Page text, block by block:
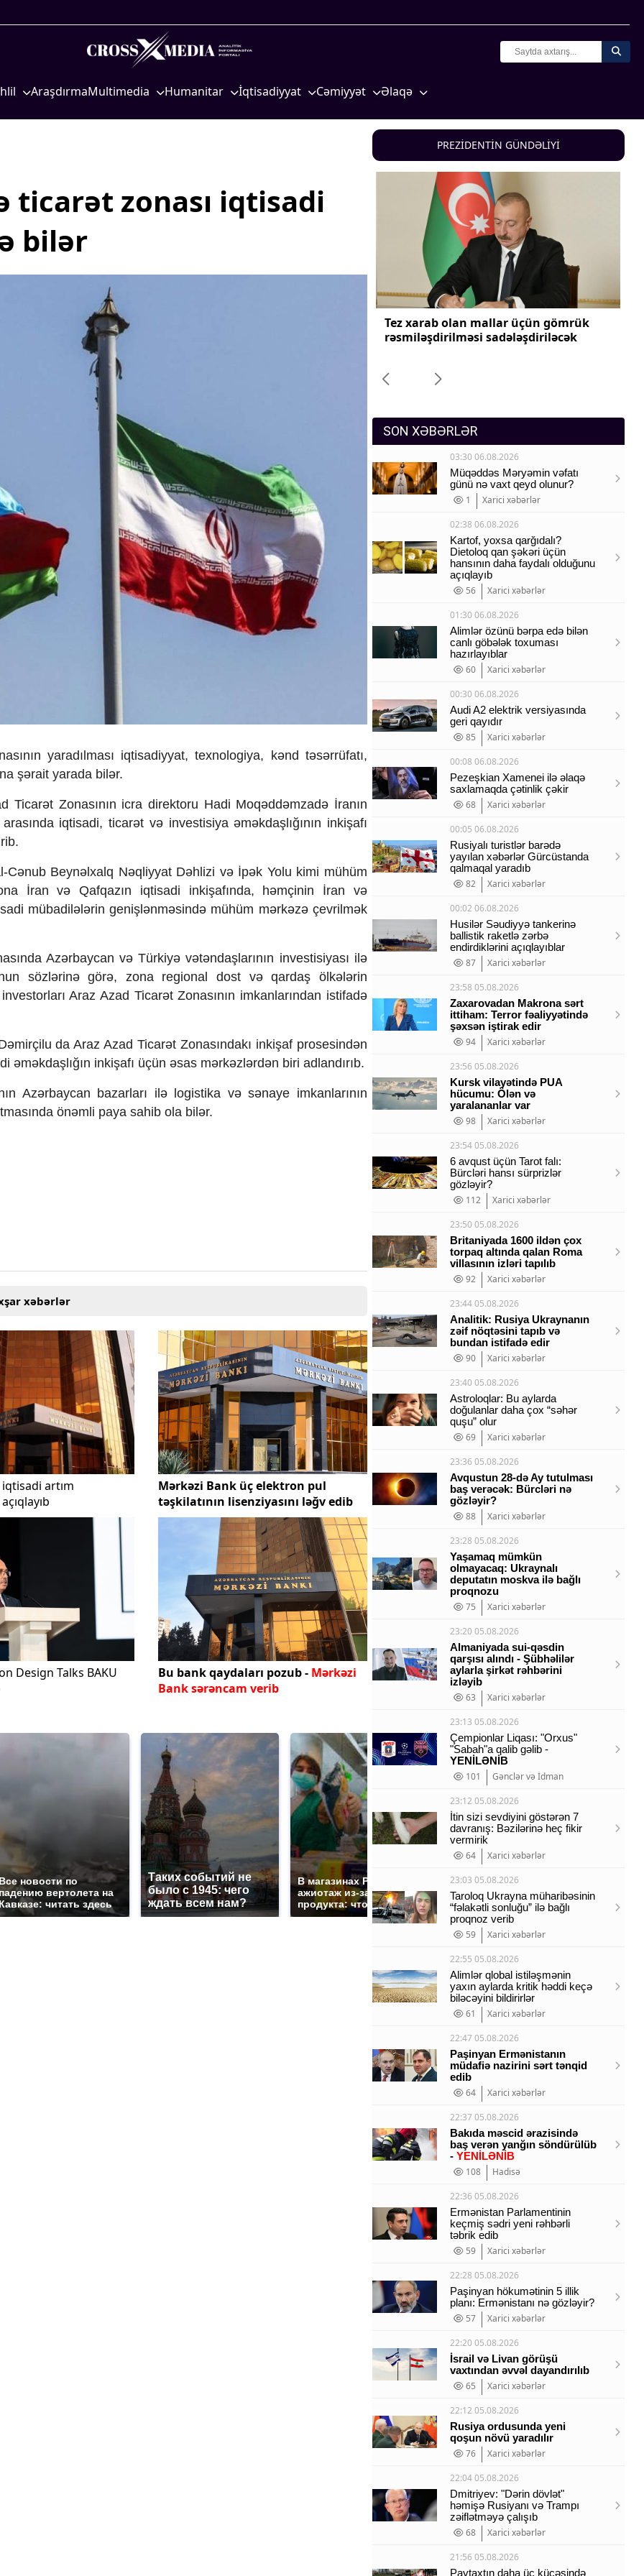
AraşdırmaMultimedia Humanitar
Mədəniyyətimizin Zəfəri
İqtisadiyyat
Kənd təsərrüfatı
nəqliyyat
Cəmiyyət
Məhkəmə və hüquq
Zəfər - 5
Əlaqə
ticarət zonası iqtisadi
bilər
yaradılması iqtisadiyyat, texnologiya, kənd təsərrüfatı,
şərait yarada bilər.
Ticarət Zonasının icra direktoru Hadi Moqəddəmzadə İranın
ında iqtisadi, ticarət və investisiya əməkdaşlığının inkişafı
Cənub Beynəlxalq Nəqliyyat Dəhlizi və İpək Yolu kimi mühüm
İran və Qafqazın iqtisadi inkişafında, həmçinin İran və
mübadil ələrin genişlənməsində mühüm mərkəzə çevrilmək
Azərbaycan və Türkiyə vətəndaşlarının investisiyası ilə
sözl ərinə görə, zona regional dost və qardaş ölkələrin
Araz Azad Ticarət Zonasının imkanlarından istifadə
çilu da Araz Azad Ticarət Zonasındakı inkişaf prosesindən
əməkdaşlığın inkişafı üçün əsas mərkəzlərdən biri adlandırıb.
Azərbaycan bazarları ilə logistika və sənaye imkanlarının
önəmli paya sahib ola bilər.
xəbərlər
artım
Mərkəzi Bank üç elektron pul
təşkilatının lisenziyasını ləğv edib
Design Talks BAKU
Bu bank qaydaları pozub - Mərkəzi
Bank sərəncam verib
новости по
вертолета на
читать здесь
Таких событий не
было с 1945: чего
ждать всем нам?
В магазинах России
ажиотаж из-за этого
продукта: что купить?
СМИ: В Химках на
полицейскую
машину напали и
подожгли.
PREZİDENTİN GÜNDƏLİYİ
qaydası dəyişib
Tez xarab olan mallar üçün gömrük
rəsmiləşdirilməsi sadələşdiriləcək
SON XƏBƏRLƏR
03:30 06.08.2026
Müqəddəs Məryəmin vəfatı
günü nə vaxt qeyd olunur?
1
Xarici xəbərlər
02:38 06.08.2026
Kartof, yoxsa qarğıdalı?
Dietoloq qan şəkəri üçün
hansının daha faydalı olduğunu
açıqlayıb
56
Xarici xəbərlər
01:30 06.08.2026
Alimlər özünü bərpa edə bilən
canlı göbələk toxuması
hazırlayıblar
60
Xarici xəbərlər
00:30 06.08.2026
Audi A2 elektrik versiyasında
geri qayıdır
85
Xarici xəbərlər
00:08 06.08.2026
Pezeşkian Xamenei ilə əlaqə
saxlamaqda çətinlik çəkir
68
Xarici xəbərlər
00:05 06.08.2026
Rusiyalı turistlər barədə
yayılan xəbərlər Gürcüstanda
qalmaqal yaradıb
82
Xarici xəbərlər
00:02 06.08.2026
Husilər Səudiyyə tankerinə
ballistik raketlə zərbə
endirdiklərini açıqlayıblar
87
Xarici xəbərlər
23:58 05.08.2026
Zaxarovadan Makrona sərt
ittiham: Terror fəaliyyətində
şəxsən iştirak edir
94
Xarici xəbərlər
23:56 05.08.2026
Kursk vilayətində PUA
hücumu: Ölən və
yaralananlar var
98
Xarici xəbərlər
23:54 05.08.2026
6 avqust üçün Tarot falı:
Bürcləri hansı sürprizlər
gözləyir?
112
Xarici xəbərlər
23:50 05.08.2026
Britaniyada 1600 ildən çox
torpaq altında qalan Roma
villasının izləri tapılıb
92
Xarici xəbərlər
23:44 05.08.2026
Analitik: Rusiya Ukraynanın
zəif nöqtəsini tapıb və
bundan istifadə edir
90
Xarici xəbərlər
23:40 05.08.2026
Astroloqlar: Bu aylarda
doğulanlar daha çox “səhər
quşu” olur
69
Xarici xəbərlər
23:36 05.08.2026
Avqustun 28-də Ay tutulması
baş verəcək: Bürcləri nə
gözləyir?
88
Xarici xəbərlər
23:28 05.08.2026
Yaşamaq mümkün
olmayacaq: Ukraynalı
deputatın moskva ilə bağlı
proqnozu
75
Xarici xəbərlər
23:20 05.08.2026
Almaniyada sui-qəsdin
qarşısı alındı - Şübhəlilər
aylarla şirkət rəhbərini
izləyib
63
Xarici xəbərlər
23:13 05.08.2026
Çempionlar Liqası: "Orxus"
"Sabah"a qalib gəlib -
YENİLƏNİB
101
Gənclər və İdman
23:12 05.08.2026
İtin sizi sevdiyini göstərən 7
davranış: Bəzilərinə heç fikir
vermirik
64
Xarici xəbərlər
23:03 05.08.2026
Taroloq Ukrayna müharibəsinin
“fəlakətli sonluğu” ilə bağlı
proqnoz verib
59
Xarici xəbərlər
22:55 05.08.2026
Alimlər qlobal istiləşmənin
yaxın aylarda kritik həddi keçə
biləcəyini bildirirlər
61
Xarici xəbərlər
22:47 05.08.2026
Paşinyan Ermənistanın
müdafiə nazirini sərt tənqid
edib
64
Xarici xəbərlər
22:37 05.08.2026
Bakıda məscid ərazisində
baş verən yanğın söndürülüb
- YENİLƏNİB
108
Hadisə
22:36 05.08.2026
Ermənistan Parlamentinin
keçmiş sədri yeni rəhbərli
təbrik edib
59
Xarici xəbərlər
22:28 05.08.2026
Paşinyan hökumətinin 5 illik
planı: Ermənistanı nə gözləyir?
57
Xarici xəbərlər
22:20 05.08.2026
İsrail və Livan görüşü
vaxtından əvvəl dayandırılıb
65
Xarici xəbərlər
22:12 05.08.2026
Rusiya ordusunda yeni
qoşun növü yaradılır
76
Xarici xəbərlər
22:04 05.08.2026
Dmitriyev: "Dərin dövlət"
həmişə Rusiyanı və Trampı
zəiflətməyə çalışıb
68
Xarici xəbərlər
21:56 05.08.2026
Paytaxtın daha üç küçəsində